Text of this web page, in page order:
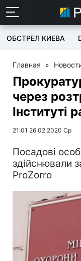
ОБСТРЕЛ КИЕВА
Главная »
через
Інституті
21:01 26.02.2020 Ср
Посадові
здійснювали
ProZorro